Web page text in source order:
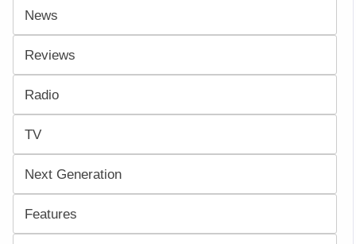
News
Reviews
Radio
TV
Next Generation
Features